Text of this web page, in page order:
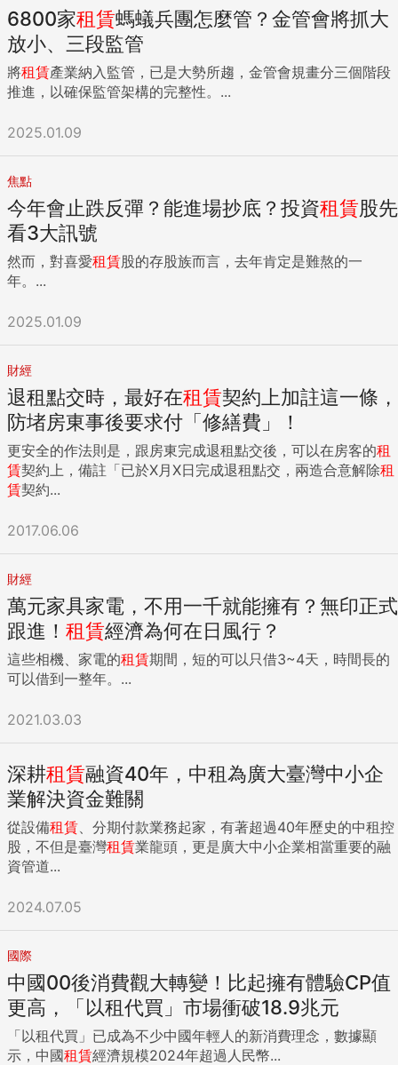
6800家租賃螞蟻兵團怎麼管？金管會將抓大
放小、三段監管
將租賃產業納入監管，已是大勢所趨，金管會規畫分三個階段
推進，以確保監管架構的完整性。...
2025.01.09
焦點
今年會止跌反彈？能進場抄底？投資租賃股先
看3大訊號
然而，對喜愛租賃股的存股族而言，去年肯定是難熬的一
年。...
2025.01.09
財經
退租點交時，最好在租賃契約上加註這一條，
防堵房東事後要求付「修繕費」！
更安全的作法則是，跟房東完成退租點交後，可以在房客的租
賃契約上，備註「已於X月X日完成退租點交，兩造合意解除租
賃契約...
2017.06.06
財經
萬元家具家電，不用一千就能擁有？無印正式
跟進！ 租賃經濟為何在日風行？
這些相機、家電的租賃期間，短的可以只借3~4天，時間長的
可以借到一整年。...
2021.03.03
深耕租賃融資40年，中租為廣大臺灣中小企
業解決資金難關
從設備租賃 、分期付款業務起家，有著超過40年歷史的中租控
股，不但是臺灣租賃業龍頭，更是廣大中小企業相當重要的融
資管道...
2024.07.05
國際
中國00後消費觀大轉變！比起擁有體驗CP值
更高，「以租代買」市場衝破18.9兆元
「以租代買」已成為不少中國年輕人的新消費理念，數據顯
示，中國租賃經濟規模2024年超過人民幣...